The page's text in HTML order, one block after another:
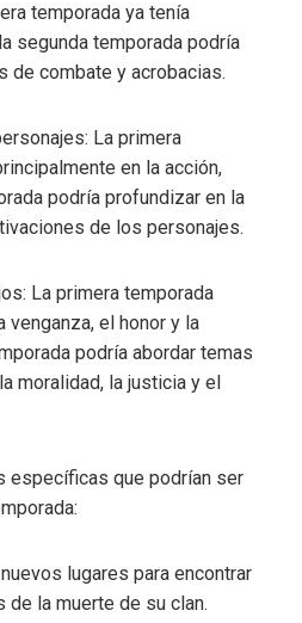
temporada ya tenía
segunda temporada podría
de combate y acrobacias.
La primera
en la acción,
podría profundizar en la
de los personajes.
La primera temporada
el honor y la
podría abordar temas
moralidad, la justicia y el
específicas que podrían ser
lugares para encontrar
la muerte de su clan.